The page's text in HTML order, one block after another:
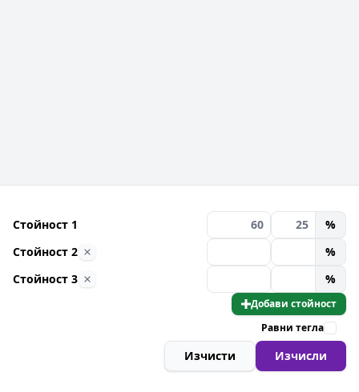
Стойност 1
%
Стойност 2
%
Стойност 3
%
Добави стойност
Равни тегла
Изчисти Изчисли